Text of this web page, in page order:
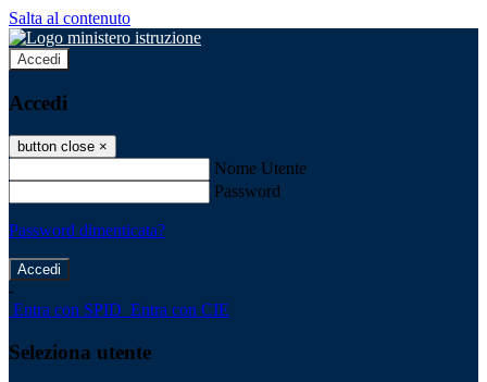
Salta al contenuto
Accedi
Accedi
button close ×
Nome Utente
Password
Password dimenticata?
-
Entra con SPID Entra con CIE
Seleziona utente